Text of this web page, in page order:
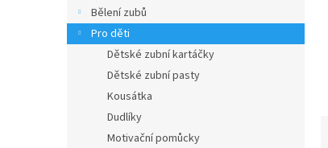
e
l
Bělení zubů
Pro děti
Dětské zubní kartáčky
Dětské zubní pasty
Kousátka
Dudlíky
Motivační pomůcky